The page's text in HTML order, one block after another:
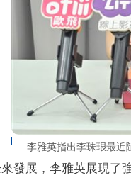
李雅英指出李珠珢最近
發展，李雅英展現了